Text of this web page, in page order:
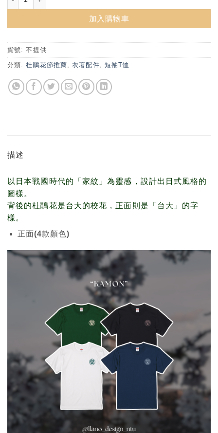
加入購物車
貨號:不提供
分類:杜鵑花節推薦,衣著配件, 短袖T恤
描述
以日本戰國時代的「家紋」為靈感，設計出日式風格的
圖樣。
背後的杜鵑花是台大的校花，正面則是「台大」的字
樣。
正面(4款顏色)